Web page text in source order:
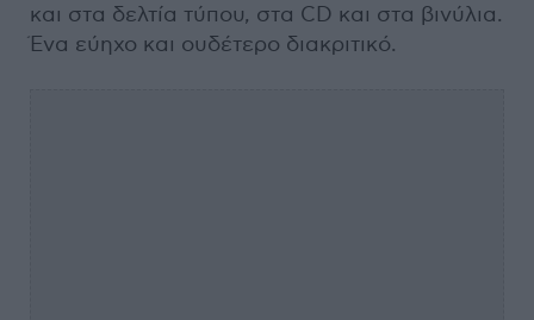
και στα δελτία τύπου, στα CD και στα βινύλια.
Ένα εύηχο και ουδέτερο διακριτικό.